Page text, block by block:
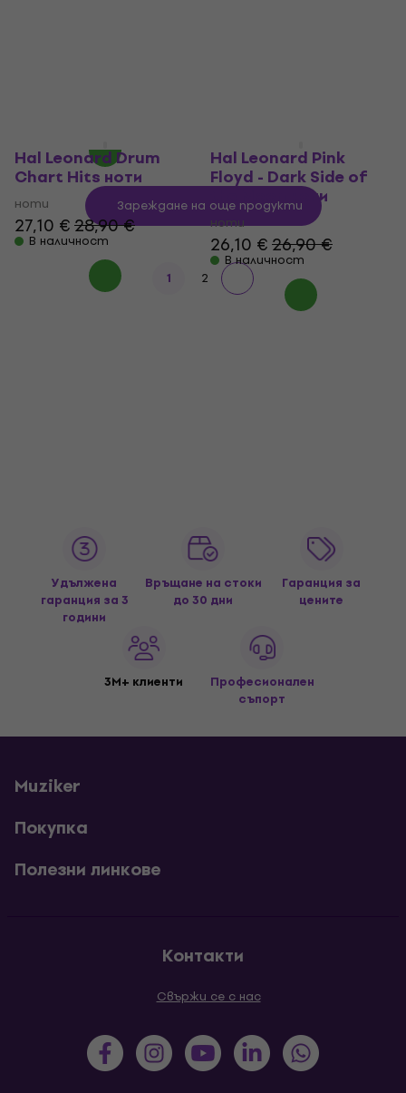
Hal Leonard Drum
Chart Hits ноти
ноти
27,10 €28,90 €
В наличност
Hal Leonard Pink
Floyd - Dark Side of
the Moon ноти
ноти
26,10 €26,90 €
В наличност
Зареждане на още продукти
1 2
Удължена
гаранция за 3
години
Връщане на стоки
до 30 дни
Гаранция за
цените
3M+ клиенти
Професионален
съпорт
Muziker
Покупка
Полезни линкове
Контакти
Свържи се с нас